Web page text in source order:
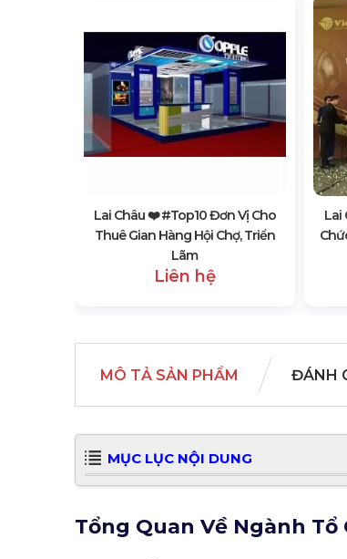
Lai Châu ❤️️ #top10 Đơn Vị Cho
Thuê Gian Hàng Hội Chợ, Triển
Lãm
Liên hệ
Lai
MÔ TẢ SẢN PHẨM ĐÁNH
MỤC LỤC NỘI DUNG
Tổng Quan Về Ngành Tổ